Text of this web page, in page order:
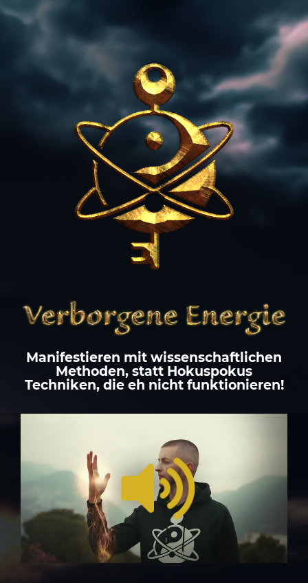
Manifestieren mit wissenschaftlichen
Methoden, statt Hokuspokus
Techniken, die eh nicht funktionieren!
Unmute / Loaded
52.36%
Rate